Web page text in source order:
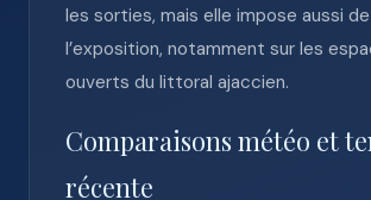
les sorties, mais elle impose aussi
l’exposition, notamment sur les
ouverts du littoral ajaccien.
Comparaisons météo et
récente